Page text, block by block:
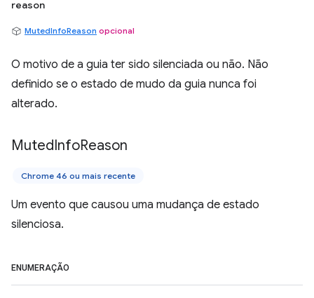
reason
MutedInfoReason opcional
O motivo de a guia ter sido silenciada ou não. Não
definido se o estado de mudo da guia nunca foi
alterado.
MutedInfoReason
Chrome 46 ou mais recente
Um evento que causou uma mudança de estado
silenciosa.
ENUMERAÇÃO